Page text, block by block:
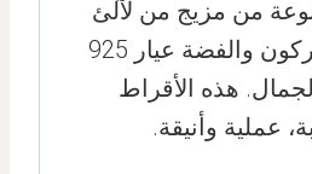
من مزيج من لآلئ
المياه العذبة، الزركون والفضة عيار 925
هذه الأقراط
عملية وأنيقة.